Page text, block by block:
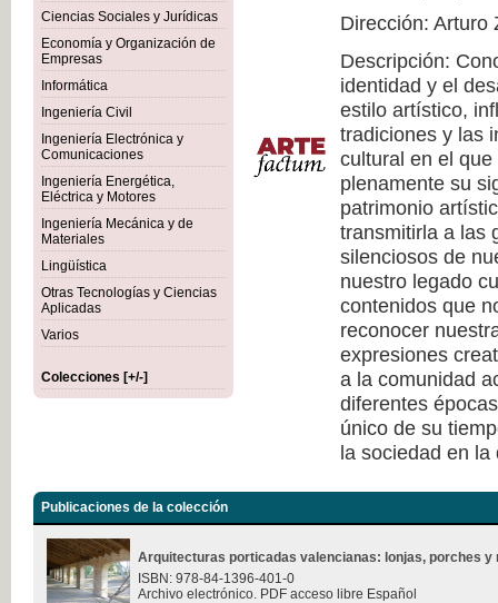
Ciencias Sociales y Jurídicas
Economía y Organización de
Empresas
Informática
Ingeniería Civil
Ingeniería Electrónica y
Comunicaciones
Ingeniería Energética,
Eléctrica y Motores
Ingeniería Mecánica y de
Materiales
Lingüística
Otras Tecnologías y Ciencias
Aplicadas
Varios
Colecciones [+/-]
Dirección: Arturo
Descripción:
identidad y el
estilo artístico,
tradiciones y las
cultural en el
plenamente su
patrimonio
transmitirla a las
silenciosos de
nuestro legado
contenidos que
reconocer
expresiones
a la comunidad
diferentes
único de su
la sociedad en la
Publicaciones de la colección
Arquitecturas porticadas valencianas: lonjas, porches y
ISBN: 978-84-1396-401-0
Archivo electrónico. PDF acceso libre Español